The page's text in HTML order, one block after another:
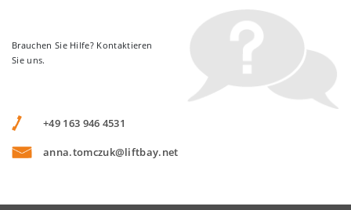
Brauchen Sie Hilfe? Kontaktieren
Sie uns.
+49 163 946 4531
anna.tomczuk@liftbay.net